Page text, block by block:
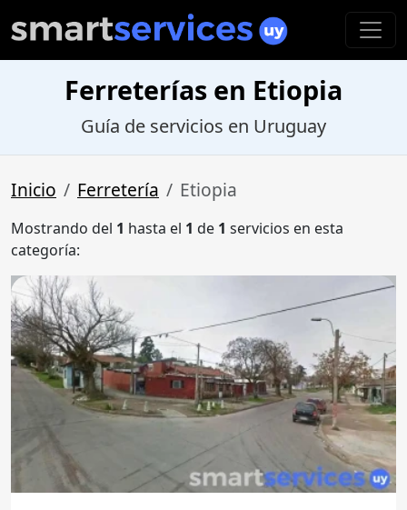
Ferreterías en Etiopia
Guía de servicios en Uruguay
Inicio Ferretería Etiopia
Mostrando del 1 hasta el 1 de 1 servicios en esta
categoría: